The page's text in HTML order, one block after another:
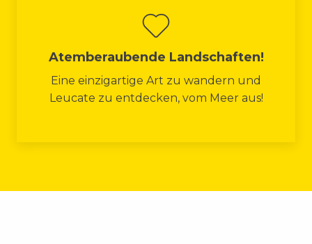
Atemberaubende Landschaften!
Eine einzigartige Art zu wandern und
Leucate zu entdecken, vom Meer aus!